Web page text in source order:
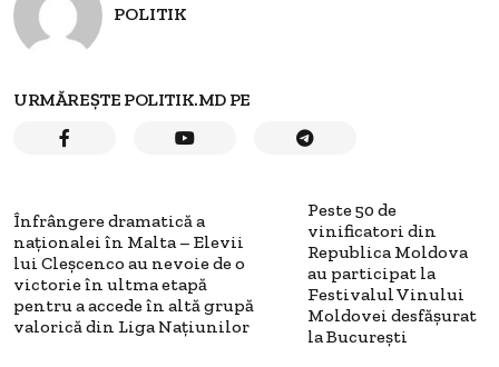
POLITIK
URMĂREȘTE POLITIK.MD PE
Înfrângere dramatică a
naționalei în Malta – Elevii
lui Cleșcenco au nevoie de o
victorie în ultma etapă
pentru a accede în altă grupă
valorică din Liga Națiunilor
Peste 50 de
vinificatori din
Republica Moldova
au participat la
Festivalul Vinului
Moldovei desfășurat
la București